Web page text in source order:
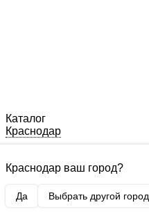
Каталог
Краснодар
Краснодар ваш город?
Да Выбрать другой город